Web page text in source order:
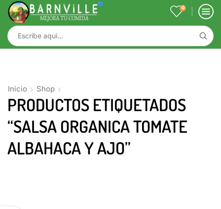
0
Inicio Shop
PRODUCTOS ETIQUETADOS
“SALSA ORGANICA TOMATE
ALBAHACA Y AJO”